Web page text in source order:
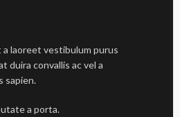
laoreet vestibulum purus
duira convallis ac vel a
sapien.
a porta.